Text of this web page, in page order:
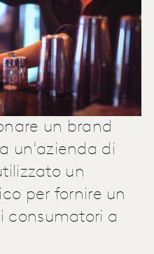
un brand
un'azienda di
un
per fornire un
consumatori a